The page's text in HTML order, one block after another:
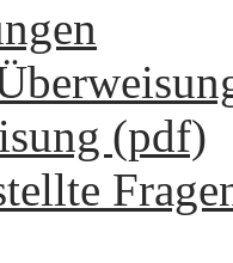
(pdf)